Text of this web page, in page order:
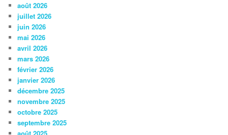
août 2026
juillet 2026
juin 2026
mai 2026
avril 2026
mars 2026
février 2026
janvier 2026
décembre 2025
novembre 2025
octobre 2025
septembre 2025